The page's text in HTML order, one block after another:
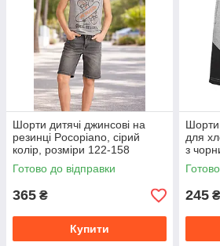
Шорти дитячі джинсові на
резинці Pocopiano, сірий
колір, розміри 122-158
Готово до відправки
365 ₴
Купити
Шорти
для
з
245 ₴